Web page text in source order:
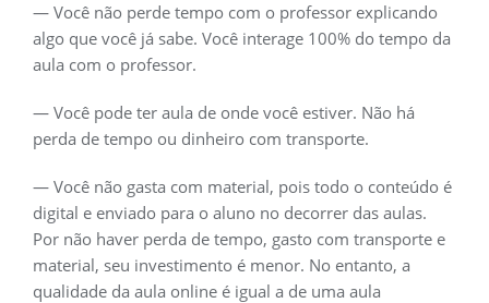
— Você não perde tempo com o professor explicando
algo que você já sabe. Você interage 100% do tempo da
aula com o professor.
— Você pode ter aula de onde você estiver. Não há
perda de tempo ou dinheiro com transporte.
— Você não gasta com material, pois todo o conteúdo é
digital e enviado para o aluno no decorrer das aulas.
Por não haver perda de tempo, gasto com transporte e
material, seu investimento é menor. No entanto, a
qualidade da aula online é igual a de uma aula